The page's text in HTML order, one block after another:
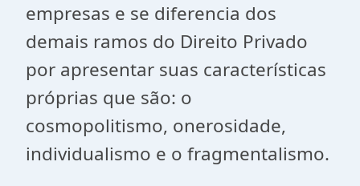
empresas e se diferencia dos
demais ramos do Direito Privado
por apresentar suas características
próprias que são: o
cosmopolitismo, onerosidade,
individualismo e o fragmentalismo.